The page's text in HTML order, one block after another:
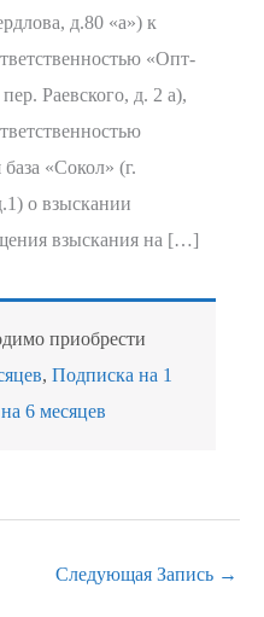
д.80 «а») к
«Опт-
Раевского, д. 2 а),
«Сокол» (г.
о взыскании
взыскания на […]
приобрести
,Подписка на 1
6 месяцев
Следующая Запись →